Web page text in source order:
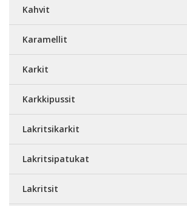
Kahvit
Karamellit
Karkit
Karkkipussit
Lakritsikarkit
Lakritsipatukat
Lakritsit